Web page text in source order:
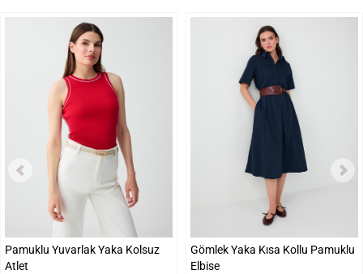
Pamuklu Yuvarlak Yaka Kolsuz
Atlet
Gömlek Yaka Kısa Kollu Pamuklu
Elbise